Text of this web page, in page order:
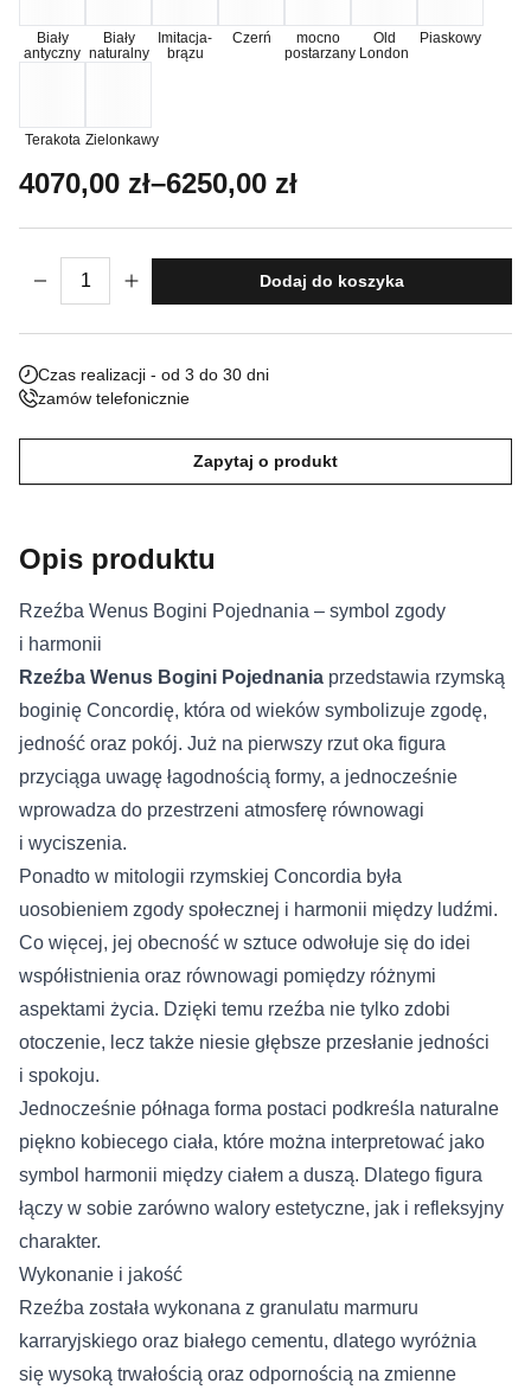
Biały
antyczny
Biały
naturalny
Imitacja-
brązu
Czerń
mocno
postarzany
Old
London
Piaskowy
Terakota Zielonkawy
4070,00 zł–6250,00 zł
Zakres cen: od 4070,00 zł do 6250,00
ilość Rzeźba Wenus Bogini Pojednania
Dodaj do koszyka
Czas realizacji - od 3 do 30 dni
zamów telefonicznie
Zapytaj o produkt
Opis produktu
Rzeźba Wenus Bogini Pojednania – symbol zgody
i harmonii
Rzeźba Wenus Bogini Pojednania przedstawia rzymską
boginię Concordię, która od wieków symbolizuje zgodę,
jedność oraz pokój. Już na pierwszy rzut oka figura
przyciąga uwagę łagodnością formy, a jednocześnie
wprowadza do przestrzeni atmosferę równowagi
i wyciszenia.
Ponadto w mitologii rzymskiej Concordia była
uosobieniem zgody społecznej i harmonii między ludźmi.
Co więcej, jej obecność w sztuce odwołuje się do idei
współistnienia oraz równowagi pomiędzy różnymi
aspektami życia. Dzięki temu rzeźba nie tylko zdobi
otoczenie, lecz także niesie głębsze przesłanie jedności
i spokoju.
Jednocześnie półnaga forma postaci podkreśla naturalne
piękno kobiecego ciała, które można interpretować jako
symbol harmonii między ciałem a duszą. Dlatego figura
łączy w sobie zarówno walory estetyczne, jak i refleksyjny
charakter.
Wykonanie i jakość
Rzeźba została wykonana z granulatu marmuru
karraryjskiego oraz białego cementu, dlatego wyróżnia
się wysoką trwałością oraz odpornością na zmienne
Nieklasyfikowane pliki cookie, to pliki, które są w procesie
klasyfikowania, wraz z dostawcami poszczególnych ciasteczek.
Zapisz moje preferencje
Akceptuj wszystko